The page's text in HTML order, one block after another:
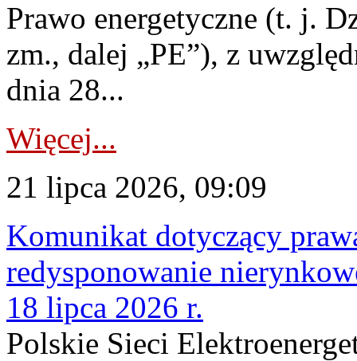
Prawo energetyczne (t. j.
zm., dalej „PE”), z
dnia 28...
Więcej...
21 lipca 2026, 09:09
Komunikat dotyczący
redysponowanie
18 lipca 2026 r.
Polskie Sieci